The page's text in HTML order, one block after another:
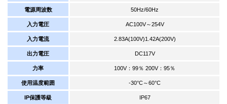
電源周波数 50Hz/60Hz
入力電圧 AC100V～254V
入力電流 2.83A(100V)1.42A(200V)
出力電圧 DC117V
力率 100V：99％ 200V：95％
使用温度範囲 -30°C～60°C
IP保護等級 IP67